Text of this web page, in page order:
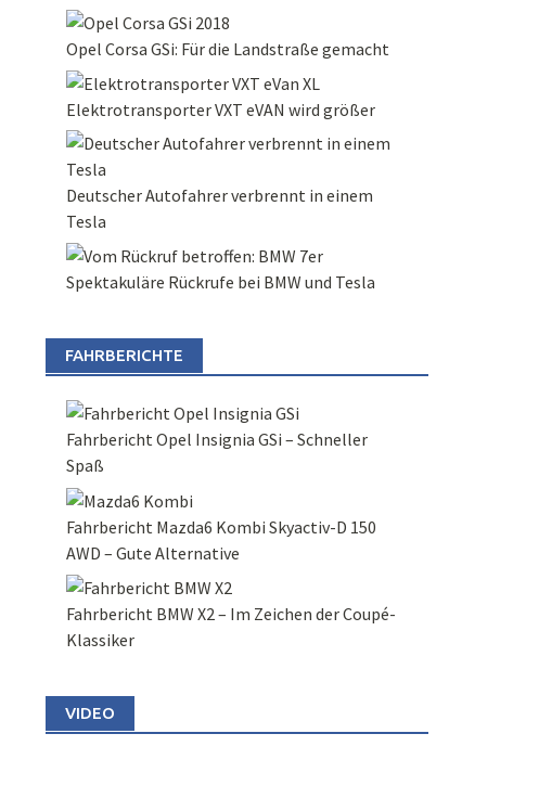
Opel Corsa GSi: Für die Landstraße gemacht
Elektrotransporter VXT eVAN wird größer
Deutscher Autofahrer verbrennt in einem
Tesla
Spektakuläre Rückrufe bei BMW und Tesla
FAHRBERICHTE
Fahrbericht Opel Insignia GSi – Schneller
Spaß
Fahrbericht Mazda6 Kombi Skyactiv-D 150
AWD – Gute Alternative
Fahrbericht BMW X2 – Im Zeichen der Coupé-
Klassiker
VIDEO